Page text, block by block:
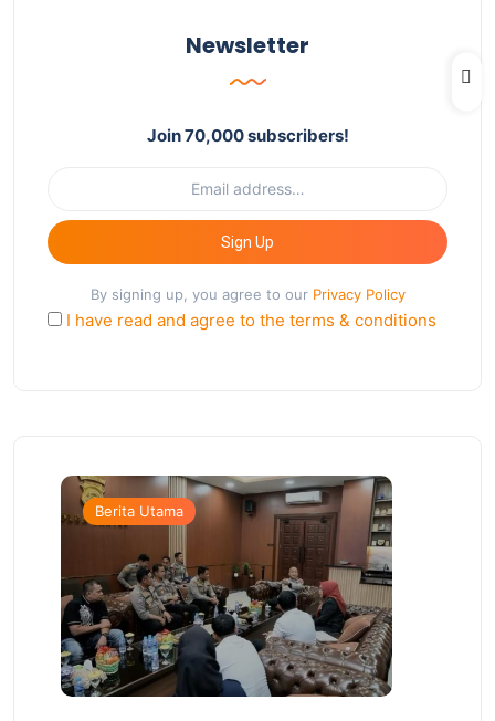
Newsletter
Join 70,000 subscribers!
Sign Up
By signing up, you agree to our Privacy Policy
I have read and agree to the terms & conditions
Berita Utama